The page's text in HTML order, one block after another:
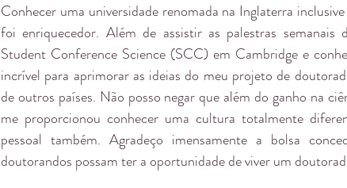
Conhecer uma universidade renomada na Inglaterra
foi enriquecedor. Além de assistir as palestras
Student Conference Science (SCC) em Cambridge e
incrível para aprimorar as ideias do meu projeto de
de outros países. Não posso negar que além do ganho na
me proporcionou conhecer uma cultura totalmente
pessoal também. Agradeço imensamente a bolsa
doutorandos possam ter a oportunidade de viver um